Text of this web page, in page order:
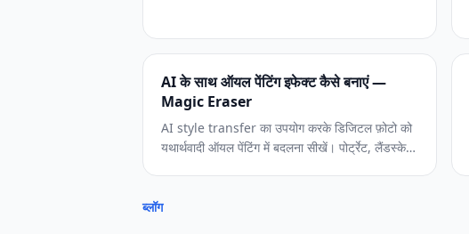
AI के साथ ऑयल पेंटिंग इफेक्ट कैसे बनाएं —
Magic Eraser
AI style transfer का उपयोग करके डिजिटल फ़ोटो को
यथार्थवादी ऑयल पेंटिंग में बदलना सीखें। पोर्ट्रेट, लैंडस्केप
कवर करने वाली चरण-दर-चरण गाइड।
ब्लॉग